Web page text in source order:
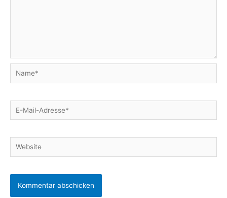
Name*
E-
Mail-
Website